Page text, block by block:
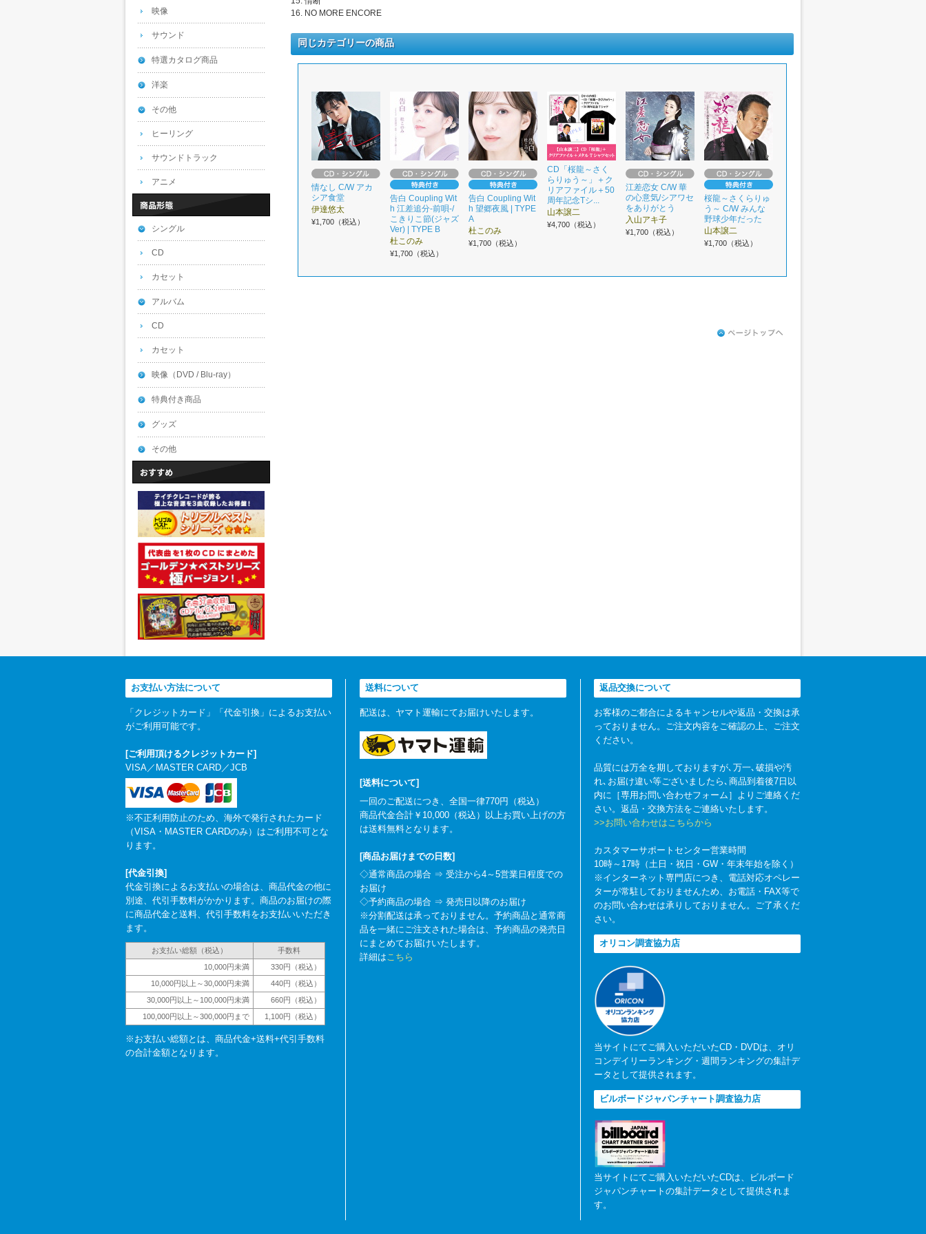
16. NO MORE ENCORE
同じカテゴリーの商品
情なし C/W アカ
シア食堂
伊達悠太
¥1,700（税込）
告白 Coupling Wit
h 江差追分-前唄-/
こきりこ節(ジャズ
Ver) | TYPE B
杜このみ
¥1,700（税込）
告白 Coupling Wit
h 望郷夜風 | TYPE
A
杜このみ
¥1,700（税込）
CD「桜龍～さく
らりゅう～」＋ク
リアファイル＋50
周年記念Tシ...
山本譲二
¥4,700（税込）
江差恋女 C/W 華
の心意気/シアワセ
をありがとう
入山アキ子
¥1,700（税込）
桜龍～さくらりゅ
う～ C/W みんな
野球少年だった
山本譲二
¥1,700（税込）
映像
サウンド
特選カタログ商品
洋楽
その他
ヒーリング
サウンドトラック
アニメ
シングル
CD
カセット
アルバム
CD
カセット
映像（DVD / Blu-ray）
特典付き商品
グッズ
その他
お支払い方法について
「クレジットカード」「代金引換」によるお支払い
がご利用可能です。
[ご利用頂けるクレジットカード]
VISA／MASTER CARD／JCB
※不正利用防止のため、海外で発行されたカード
（VISA・MASTER CARDのみ）はご利用不可とな
ります。
[代金引換]
代金引換によるお支払いの場合は、商品代金の他に
別途、代引手数料がかかります。商品のお届けの際
に商品代金と送料、代引手数料をお支払いいただき
ます。
お支払い総額（税込）
手数料
10,000円未満
330円（税込）
10,000円以上～30,000円未満
440円（税込）
30,000円以上～100,000円未満
660円（税込）
100,000円以上～300,000円まで
1,100円（税込）
※お支払い総額とは、商品代金+送料+代引手数料
の合計金額となります。
送料について
配送は、ヤマト運輸にてお届けいたします。
[送料について]
一回のご配送につき、全国一律770円（税込）
商品代金合計￥10,000（税込）以上お買い上げの方
は送料無料となります。
[商品お届けまでの日数]
◇通常商品の場合 ⇒ 受注から4～5営業日程度での
お届け
◇予約商品の場合 ⇒ 発売日以降のお届け
※分割配送は承っておりません。予約商品と通常商
品を一緒にご注文された場合は、予約商品の発売日
にまとめてお届けいたします。
詳細はこちら
返品交換について
お客様のご都合によるキャンセルや返品・交換は承
っておりません。ご注文内容をご確認の上、ご注文
ください。
品質には万全を期しておりますが､万一､破損や汚
れ､お届け違い等ございましたら､商品到着後7日以
内に［専用お問い合わせフォーム］よりご連絡くだ
さい。返品・交換方法をご連絡いたします。
>>お問い合わせはこちらから
カスタマーサポートセンター営業時間
10時～17時（土日・祝日・GW・年末年始を除く）
※インターネット専門店につき、電話対応オペレー
ターが常駐しておりませんため、お電話・FAX等で
のお問い合わせは承りしておりません。ご了承くだ
さい。
オリコン調査協力店
当サイトにてご購入いただいたCD・DVDは、オリ
コンデイリーランキング・週間ランキングの集計デ
ータとして提供されます。
ビルボードジャパンチャート調査協力店
当サイトにてご購入いただいたCDは、ビルボード
ジャパンチャートの集計データとして提供されま
す。